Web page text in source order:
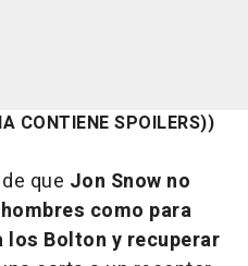
CONTIENE SPOILERS))
que Jon Snow no
como para
los Bolton y recuperar